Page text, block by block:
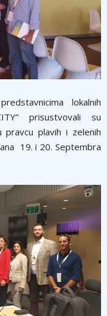
lokalnih
prisustvovali su
pravcu plavih i zelenih
19. i 20. Septembra